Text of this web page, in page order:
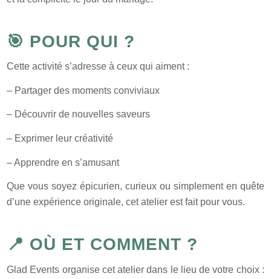
🎯 POUR QUI ?
Cette activité s’adresse à ceux qui aiment :
– Partager des moments conviviaux
– Découvrir de nouvelles saveurs
– Exprimer leur créativité
– Apprendre en s’amusant
Que vous soyez épicurien, curieux ou simplement en quête
d’une expérience originale, cet atelier est fait pour vous.
📍 OÙ ET COMMENT ?
Glad Events organise cet atelier dans le lieu de votre choix :